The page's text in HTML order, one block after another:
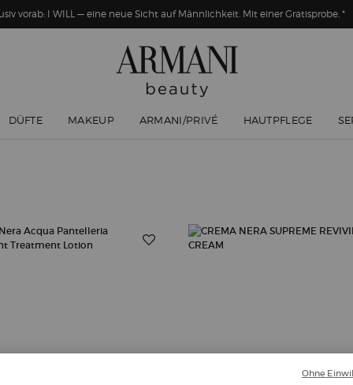
vorab: I WILL — eine neue Sicht auf Männlichkeit. Mit einer Gratisprobe. *
DÜFTE MAKEUP ARMANI/PRIVÉ HAUTPFLEGE
Ohne